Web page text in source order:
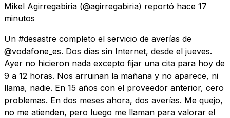
Mikel Agirregabiria (@agirregabiria) reportó hace 17
minutos
Un #desastre completo el servicio de averías de
@vodafone_es. Dos días sin Internet, desde el jueves.
Ayer no hicieron nada excepto fijar una cita para hoy de
9 a 12 horas. Nos arruinan la mañana y no aparece, ni
llama, nadie. En 15 años con el proveedor anterior, cero
problemas. En dos meses ahora, dos averías. Me quejo,
no me atienden, pero luego me llaman para valorar el